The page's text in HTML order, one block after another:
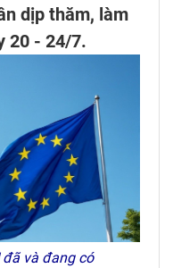
dịp thăm, làm
20 - 24/7.
đã và đang có